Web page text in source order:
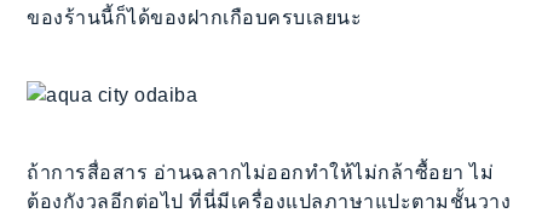
ของร้านนี้ก็ได้ของฝากเกือบครบเลยนะ
ถ้าการสื่อสาร อ่านฉลากไม่ออกทำให้ไม่กล้าซื้อยา ไม่
ต้องกังวลอีกต่อไป ที่นี่มีเครื่องแปลภาษาแปะตามชั้นวาง